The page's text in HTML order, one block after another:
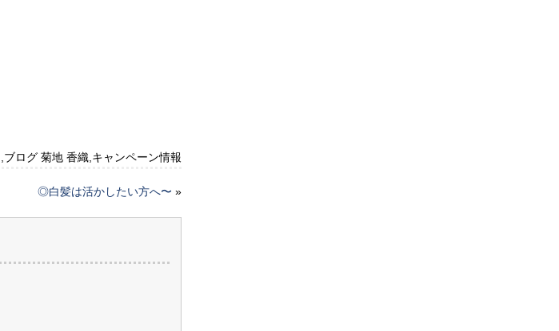
ブログ 菊地 香織 キャンペーン情報
◎白髪は活かしたい方へ〜 »